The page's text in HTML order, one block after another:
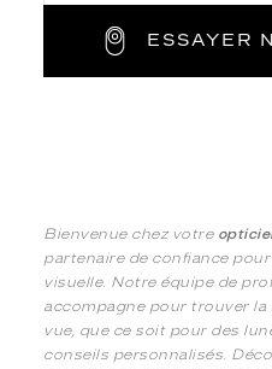
ESSAYER
Bienvenue chez votre
partenaire de confiance
visuelle. Notre équipe de
accompagne pour trouver
vue, que ce soit pour des
conseils personnalisés.